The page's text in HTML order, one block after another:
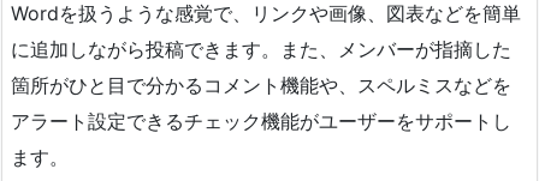
Wordを扱うような感覚で、リンクや画像、図表などを簡単
に追加しながら投稿できます。また、メンバーが指摘した
箇所がひと目で分かるコメント機能や、スペルミスなどを
アラート設定できるチェック機能がユーザーをサポートし
ます。